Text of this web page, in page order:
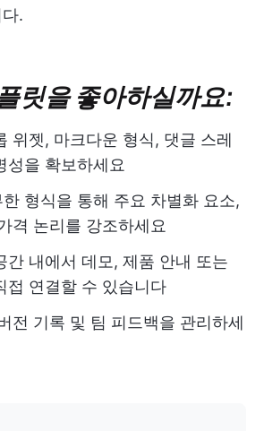
.
릿을 좋아하실까요:
위젯, 마크다운 형식, 댓글 스레
성을 확보하세요
형식을 통해 주요 차별화 요소,
격 논리를 강조하세요
간 내에서 데모, 제품 안내 또는
접 연결할 수 있습니다
전 기록 및 팀 피드백을 관리하세